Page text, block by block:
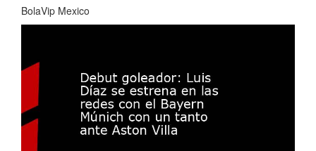
BolaVip Mexico